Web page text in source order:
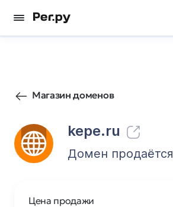
Магазин доменов
kepe.ru
Домен продаётся
Цена продажи